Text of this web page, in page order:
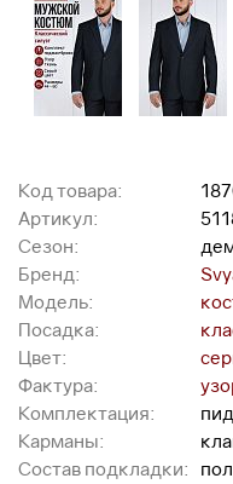
Код товара:
Артикул:
Сезон:
Бренд:
Модель:
Посадка:
Цвет:
Фактура:
Комплектация:
Карманы:
Состав подкладки: